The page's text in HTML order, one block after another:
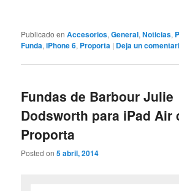
Publicado en Accesorios,General,Noticias,
Funda,iPhone 6, Proporta | Deja un
Fundas de Barbour Julie
Dodsworth para iPad Air
Proporta
Posted on5 abril, 2014